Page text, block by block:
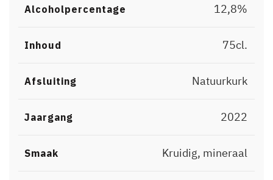
Alcoholpercentage 12,8%
Inhoud 75cl.
Afsluiting Natuurkurk
Jaargang 2022
Smaak Kruidig, mineraal